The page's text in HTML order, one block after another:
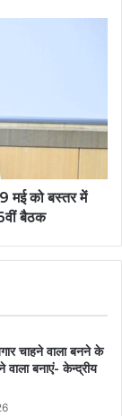
मई को बस्तर में
बैठक
चाहने वाला बनने के
वाला बनाएं- केन्द्रीय